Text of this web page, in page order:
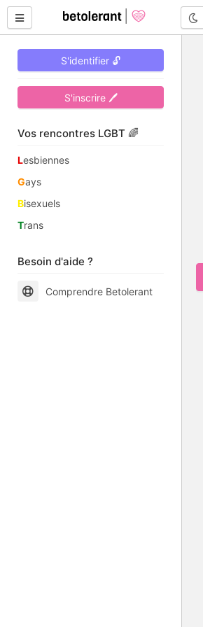
S'identifier 🔓
S'inscrire 🖊
Vos rencontres LGBT 🌈
Lesbiennes
Gays
Bisexuels
Trans
Besoin d'aide ?
Comprendre Betolerant